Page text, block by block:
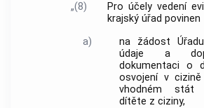
„(8)
Pro účely vedení
krajský úřad povinen
a)
na žádost
údaje a
dokumentaci o
osvojení v
vhodném stát
dítěte z ciziny,